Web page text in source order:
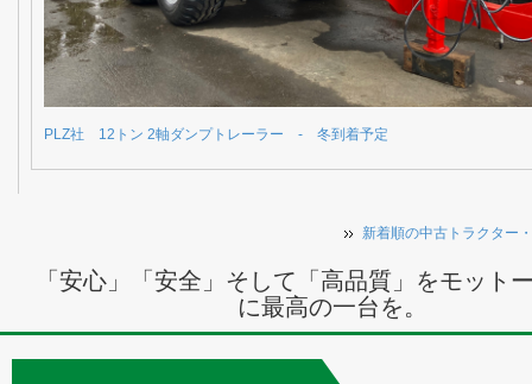
PLZ社 12トン 2軸ダンプトレーラー - 冬到着予定
新着順の中古トラクター
「安心」「安全」そして「高品質」をモット
に最高の一台を。